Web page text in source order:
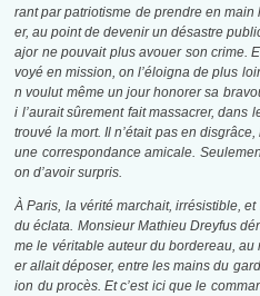
rant par patriotisme de prendre en main
er, au point de devenir un désastre
ajor ne pouvait plus avouer son crime.
voyé en mission, on l’éloigna de plus
n voulut même un jour honorer sa
i l’aurait sûrement fait massacrer,
trouvé la mort. Il n’était pas en
une correspondance amicale.
on d’avoir surpris.
À Paris, la vérité marchait, irrésistible,
du éclata. Monsieur Mathieu Dreyfus
me le véritable auteur du bordereau,
er allait déposer, entre les mains du
ion du procès. Et c’est ici que le